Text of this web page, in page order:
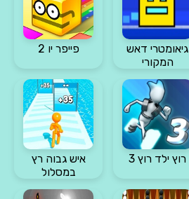
גיאומטרי דאש
המקורי
פייפר יו 2
רוץ ילד רוץ 3
איש גבוה רץ
במסלול